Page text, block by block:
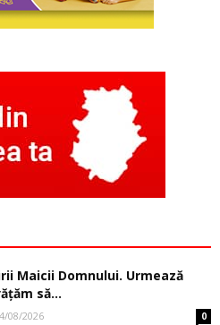
Maicii Domnului. Urmează
să...
08/2026 0